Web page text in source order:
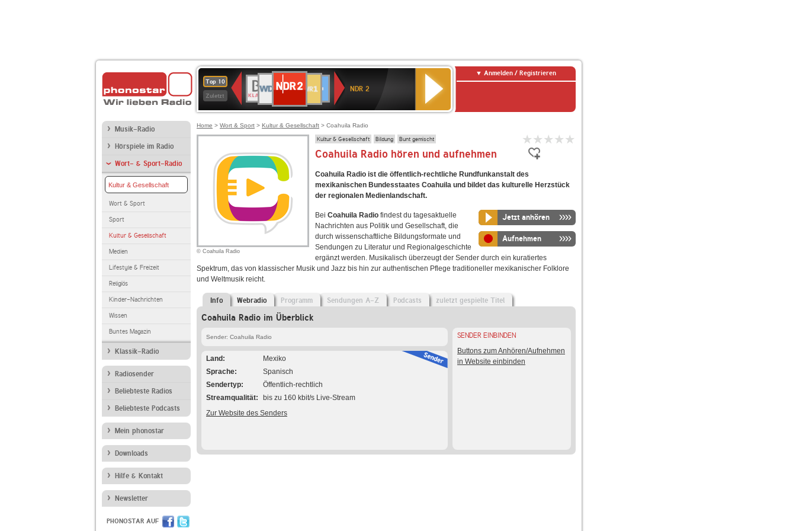
Top 10
Zuletzt
Deutschlandfunk
80er
90er
OLDIE
ANTENNE
SWR3
WDR
4
Deutschlandfunk
Kultur
ANTENNE
BAYERN
BR-
KLASSIK
2
2
Baden-
Württemberg
NDR 2
Anmelden / Registrieren
Musik-Radio
Hörspiele im Radio
Wort- & Sport-Radio
Kultur & Gesellschaft
Wort & Sport
Sport
Kultur & Gesellschaft
Medien
Lifestyle & Freizeit
Religiös
Kinder-Nachrichten
Wissen
Buntes Magazin
Klassik-Radio
Radiosender
Beliebteste Radios
Beliebteste Podcasts
Mein phonostar
Downloads
Hilfe & Kontakt
Newsletter
PHONOSTAR AUF
Home > Wort & Sport > Kultur & Gesellschaft > Coahuila Radio
© Coahuila Radio
Kultur & Gesellschaft Bildung Bunt gemischt
Coahuila Radio hören und aufnehmen
Coahuila Radio ist die öffentlich-rechtliche Rundfunkanstalt des
mexikanischen Bundesstaates Coahuila und bildet das kulturelle Herzstück
der regionalen Medienlandschaft.
Jetzt anhören
Aufnehmen
Bei Coahuila Radio findest du tagesaktuelle
Nachrichten aus Politik und Gesellschaft, die
durch wissenschaftliche Bildungsformate und
Sendungen zu Literatur und Regionalgeschichte
ergänzt werden. Musikalisch überzeugt der Sender durch ein kuratiertes
Spektrum, das von klassischer Musik und Jazz bis hin zur authentischen Pflege traditioneller mexikanischer Folklore
und Weltmusik reicht.
Info Webradio Programm Sendungen A-Z Podcasts zuletzt gespielte Titel
Coahuila Radio im Überblick
Sender: Coahuila Radio
Land
Mexiko
Sprache
Spanisch
Sendertyp
Öffentlich-rechtlich
Streamqualität
bis zu 160 kbit/s Live-Stream
Zur Website des Senders
SENDER EINBINDEN
Buttons zum Anhören/Aufnehmen
in Website einbinden